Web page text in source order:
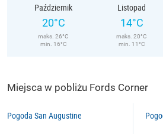
Październik
20°C
maks. 26°C
min. 16°C
Listopad
14°C
maks. 20°C
min. 11°C
Miejsca w pobliżu Fords Corner
Pogoda San Augustine